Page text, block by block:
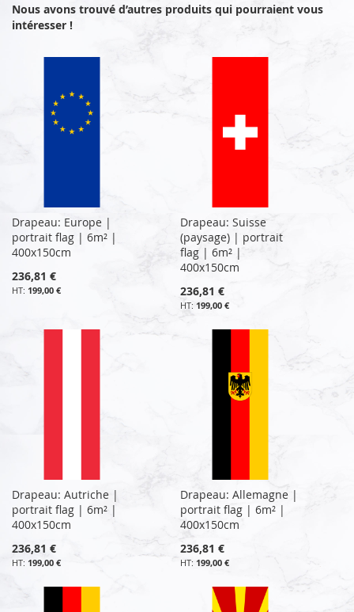
Nous avons trouvé d’autres produits qui pourraient vous
intéresser !
Drapeau: Europe |
portrait flag | 6m² |
400x150cm
236,81 €
199,00 €
Drapeau: Suisse
(paysage) | portrait
flag | 6m² |
400x150cm
236,81 €
199,00 €
Drapeau: Autriche |
portrait flag | 6m² |
400x150cm
236,81 €
199,00 €
Drapeau: Allemagne |
portrait flag | 6m² |
400x150cm
236,81 €
199,00 €